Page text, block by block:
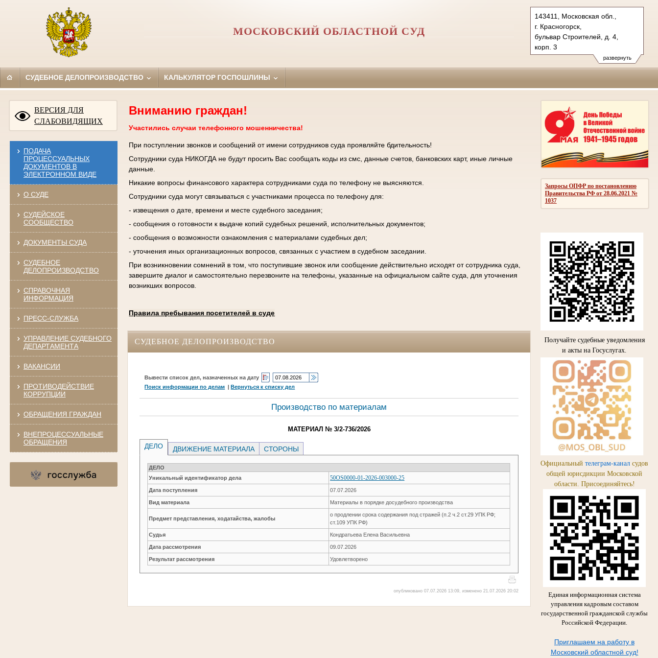
развернуть
143411, Московская обл.,
г. Красногорск,
бульвар Строителей, д. 4,
корп. 3
Тел.: +7 (498) 692 60 00
post.50os0000@sudrf.ru
МОСКОВСКИЙ ОБЛАСТНОЙ СУД
СУДЕБНОЕ ДЕЛОПРОИЗВОДСТВО КАЛЬКУЛЯТОР ГОСПОШЛИНЫ
ВЕРСИЯ ДЛЯ
СЛАБОВИДЯЩИХ
ПОДАЧА
ПРОЦЕССУАЛЬНЫХ
ДОКУМЕНТОВ В
ЭЛЕКТРОННОМ ВИДЕ
О СУДЕ
СУДЕЙСКОЕ
СООБЩЕСТВО
ДОКУМЕНТЫ СУДА
СУДЕБНОЕ
ДЕЛОПРОИЗВОДСТВО
СПРАВОЧНАЯ
ИНФОРМАЦИЯ
ПРЕСС-СЛУЖБА
УПРАВЛЕНИЕ СУДЕБНОГО
ДЕПАРТАМЕНТА
ВАКАНСИИ
ПРОТИВОДЕЙСТВИЕ
КОРРУПЦИИ
ОБРАЩЕНИЯ ГРАЖДАН
ВНЕПРОЦЕССУАЛЬНЫЕ
ОБРАЩЕНИЯ
Запросы ОПФР по постановлению
Правительства РФ от 28.06.2021 №
1037
Получайте судебные уведомления
и акты на Госуслугах.
Официальный телеграм-канал судов
общей юрисдикции Московской
области. Присоединяйтесь!
Единая информационная система
управления кадровым составом
государственной гражданской службы
Российской Федерации.
Приглашаем на работу в
Московский областной суд!
Вниманию граждан!
Участились случаи телефонного мошенничества!
При поступлении звонков и сообщений от имени сотрудников суда проявляйте бдительность!
Сотрудники суда НИКОГДА не будут просить Вас сообщать коды из смс, данные счетов, банковских карт, иные личные
данные.
Никакие вопросы финансового характера сотрудниками суда по телефону не выясняются.
Сотрудники суда могут связываться с участниками процесса по телефону для:
- извещения о дате, времени и месте судебного заседания;
- сообщения о готовности к выдаче копий судебных решений, исполнительных документов;
- сообщения о возможности ознакомления с материалами судебных дел;
- уточнения иных организационных вопросов, связанных с участием в судебном заседании.
При возникновении сомнений в том, что поступившие звонок или сообщение действительно исходят от сотрудника суда,
завершите диалог и самостоятельно перезвоните на телефоны, указанные на официальном сайте суда, для уточнения
возникших вопросов.
Правила пребывания посетителей в суде
СУДЕБНОЕ ДЕЛОПРОИЗВОДСТВО
Вывести список дел, назначенных на дату
Поиск информации по делам |Вернуться к списку дел
Производство по материалам
МАТЕРИАЛ № 3/2-736/2026
ДЕЛО ДВИЖЕНИЕ МАТЕРИАЛА СТОРОНЫ
ДЕЛО
Уникальный идентификатор дела
50OS0000-01-2026-003000-25
Дата поступления 07.07.2026
Вид материала Материалы в порядке досудебного производства
Предмет представления, ходатайства, жалобы
о продлении срока содержания под стражей (п.2 ч.2 ст.29 УПК РФ;
ст.109 УПК РФ)
Судья Кондратьева Елена Васильевна
Дата рассмотрения 09.07.2026
Результат рассмотрения Удовлетворено
опубликовано 07.07.2026 13:09, изменено 21.07.2026 20:02